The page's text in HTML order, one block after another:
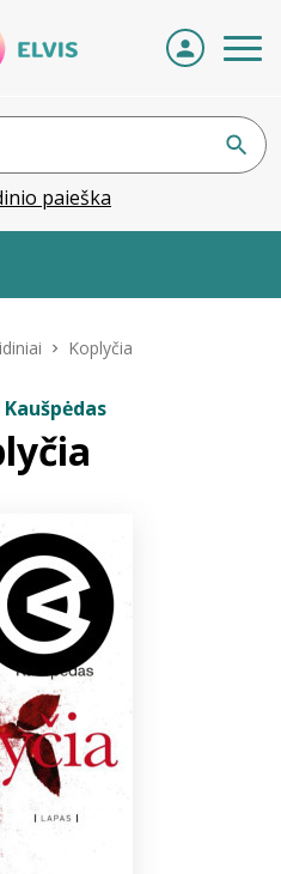
paieška
+370 667 80 541
Koplyčia